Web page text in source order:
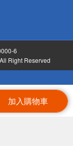
加入購物車
6
Right Reserved